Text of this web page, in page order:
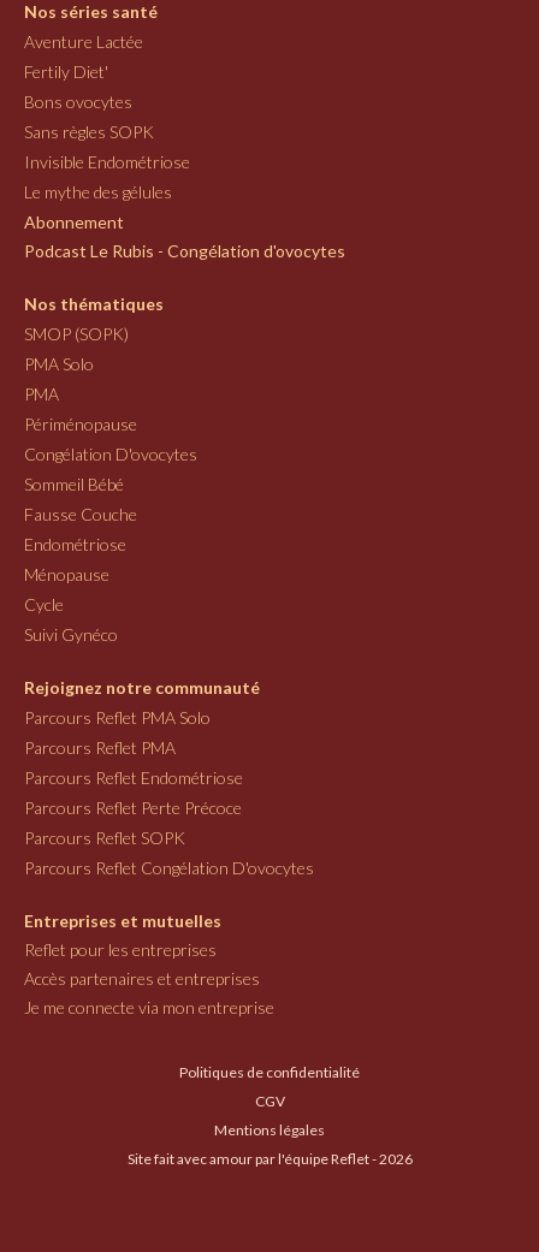
Nos séries santé
Aventure Lactée
Fertily Diet'
Bons ovocytes
Sans règles SOPK
Invisible Endométriose
Le mythe des gélules
Abonnement
Podcast Le Rubis - Congélation d'ovocytes
Nos thématiques
SMOP (SOPK)
PMA Solo
PMA
Périménopause
Congélation D'ovocytes
Sommeil Bébé
Fausse Couche
Endométriose
Ménopause
Cycle
Suivi Gynéco
Rejoignez notre communauté
Parcours Reflet PMA Solo
Parcours Reflet PMA
Parcours Reflet Endométriose
Parcours Reflet Perte Précoce
Parcours Reflet SOPK
Parcours Reflet Congélation D'ovocytes
Entreprises et mutuelles
Reflet pour les entreprises
Accès partenaires et entreprises
Je me connecte via mon entreprise
Politiques de confidentialité
CGV
Mentions légales
Site fait avec amour par l'équipe Reflet - 2026